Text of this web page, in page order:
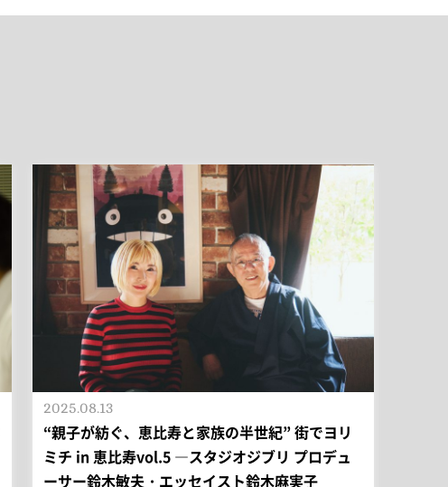
“親子が紡ぐ、恵比寿と家族の半世紀” 街でヨリ
ミチ in 恵比寿vol.5 ―スタジオジブリ プロデュ
ーサー鈴木敏夫・エッセイスト鈴木麻実子
2025.08.13